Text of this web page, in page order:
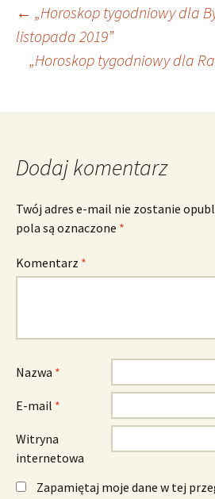
Nawigacja
wpisu
← „Horoskop tygodniowy dla
listopada 2019”
„Horoskop tygodniowy dla
Dodaj komentarz
Twój adres e-mail nie zostanie
pola są oznaczone *
Komentarz *
Nazwa *
E-mail *
Witryna
internetowa
Zapamiętaj moje dane w tej